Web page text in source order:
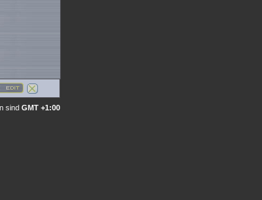
sind GMT +1:00